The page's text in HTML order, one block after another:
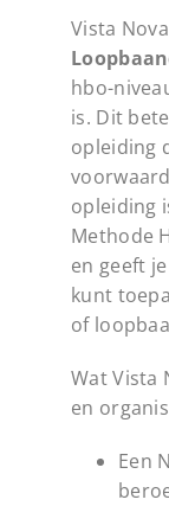
Vista
hbo-
is. Dit
opleiding
opleiding
Methode
en geeft
kunt
of
Wat Vista
en
Een